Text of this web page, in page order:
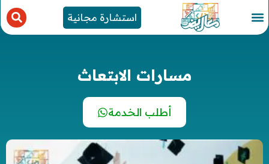
استشارة مجانية
مسارات الابتعاث
أطلب الخدمة